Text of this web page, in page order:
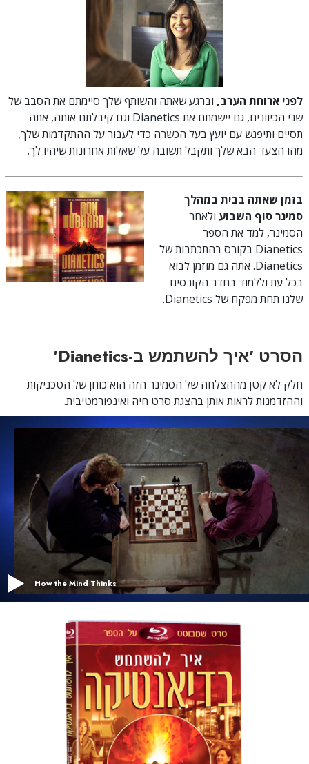
לפני ארוחת הערב, וברגע שאתה והשותף שלך סיימתם את הסבב של
שני הכיוונים, גם יישמתם את Dianetics וגם קיבלתם אותה, אתה
תסיים ותיפגש עם יועץ בעל הכשרה כדי לעבור על ההתקדמות שלך,
מהו הצעד הבא שלך ותקבל תשובה על שאלות אחרונות שיהיו לך.
בזמן שאתה בבית במהלך
סמינר סוף השבוע ולאחר
הסמינר, למד את הספר
Dianetics בקורס בהתכתבות של
Dianetics. אתה גם מוזמן לבוא
בכל עת וללמוד בחדר הקורסים
שלנו תחת מפקח של Dianetics.
הסרט 'איך להשתמש ב-Dianetics'
חלק לא קטן מההצלחה של הסמינר הזה הוא כוחן של הטכניקות
וההזדמנות לראות אותן בהצגת סרט חיה ואינפורמטיבית.
How the Mind Thinks